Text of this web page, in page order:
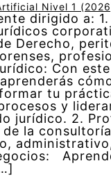
Nivel 1
dirigido a:
Derecho,
Con
tu
y
jurídico. 2.
de la